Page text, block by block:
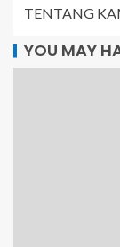
TENTANG
YOU MAY